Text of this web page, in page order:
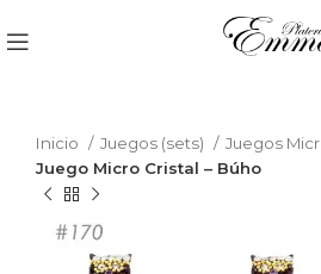
Inicio Juegos (sets)
Juegos
Juego Micro Cristal – Búho